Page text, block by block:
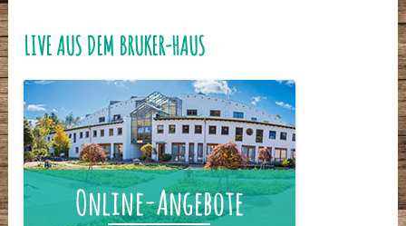
LIVE AUS DEM BRUKER-HAUS